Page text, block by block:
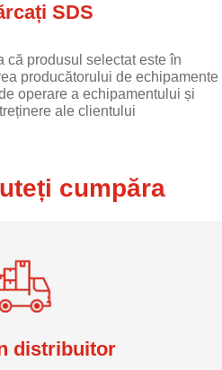
SDS
că produsul selectat este în
producătorului de echipamente
operare a echipamentului și
ale clientului
cumpăra
distribuitor